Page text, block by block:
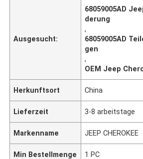
Ausgesucht:
68059005AD
derung
,
68059005AD
gen
,
OEM Jeep
Herkunftsort China
Lieferzeit 3-8 arbeitstage
Markenname JEEP CHEROKEE
Min Bestellmenge 1 PC